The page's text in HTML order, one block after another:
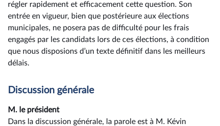
régler rapidement et efficacement cette question. Son
entrée en vigueur, bien que postérieure aux élections
municipales, ne posera pas de difficulté pour les frais
engagés par les candidats lors de ces élections, à condition
que nous disposions d’un texte définitif dans les meilleurs
délais.
Discussion générale
M. le président
Dans la discussion générale, la parole est à M. Kévin